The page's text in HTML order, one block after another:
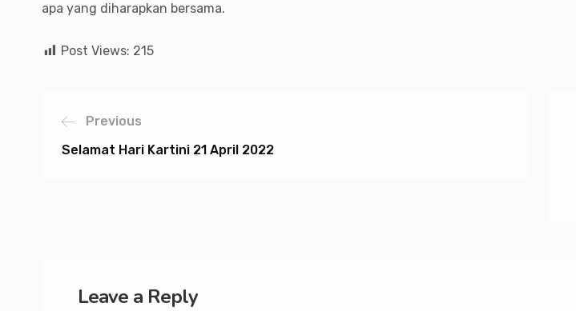
apa yang diharapkan bersama.
Post Views: 215
Previous
Selamat Hari Kartini 21 April 2022
Leave a Reply